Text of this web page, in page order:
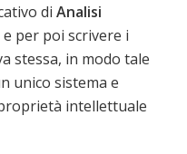
di Analisi
per poi scrivere i
stessa, in modo tale
unico sistema e
intellettuale